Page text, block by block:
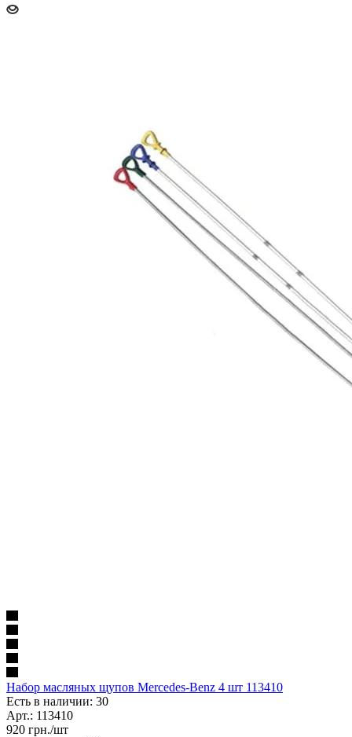
Набор масляных щупов Mercedes-Benz 4 шт 113410
Есть в наличии: 30
Арт.: 113410
920 грн./шт